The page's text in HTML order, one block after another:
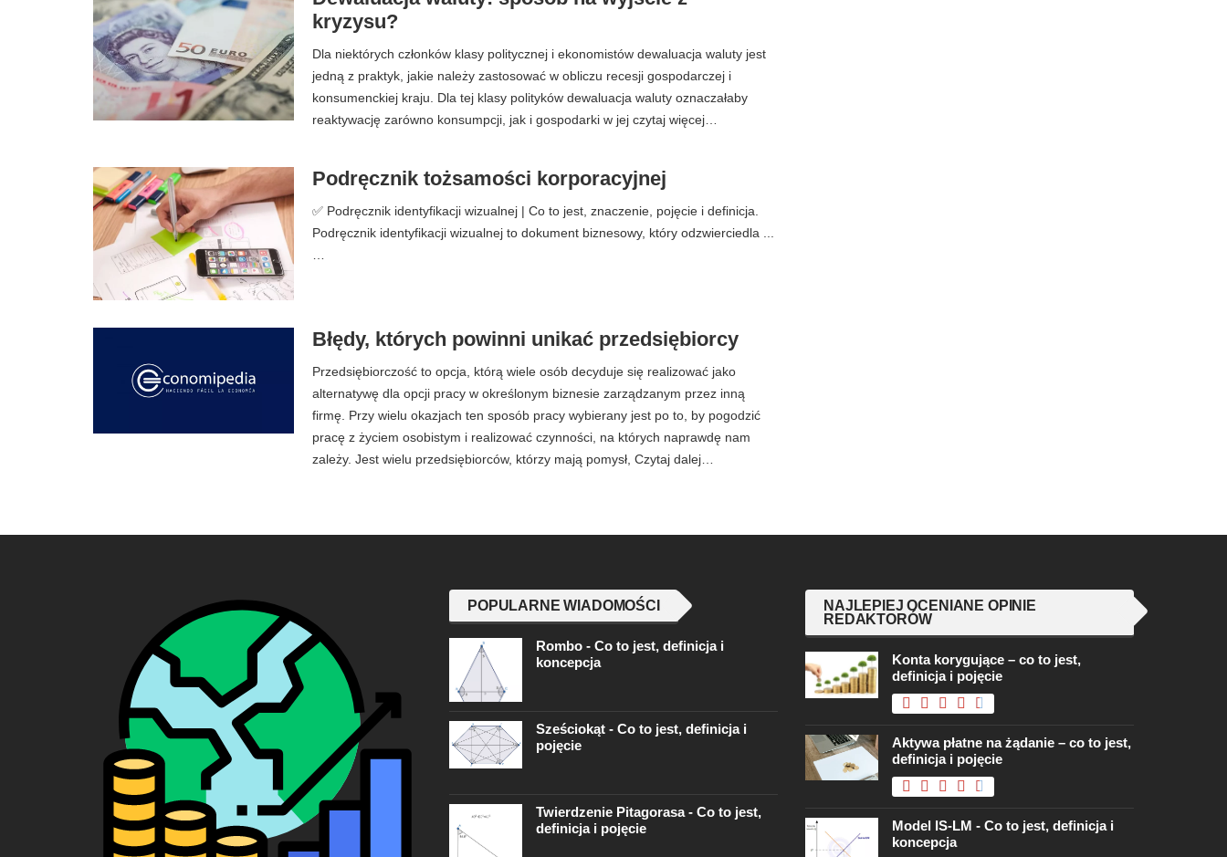
kryzysu?
Dla niektórych członków klasy politycznej i ekonomistów dewaluacja waluty jest
jedną z praktyk, jakie należy zastosować w obliczu recesji gospodarczej i
konsumenckiej kraju. Dla tej klasy polityków dewaluacja waluty oznaczałaby
reaktywację zarówno konsumpcji, jak i gospodarki w jej czytaj więcej…
Podręcznik tożsamości korporacyjnej
✅ Podręcznik identyfikacji wizualnej | Co to jest, znaczenie, pojęcie i definicja.
Podręcznik identyfikacji wizualnej to dokument biznesowy, który odzwierciedla ...
…
Błędy, których powinni unikać przedsiębiorcy
Przedsiębiorczość to opcja, którą wiele osób decyduje się realizować jako
alternatywę dla opcji pracy w określonym biznesie zarządzanym przez inną
firmę. Przy wielu okazjach ten sposób pracy wybierany jest po to, by pogodzić
pracę z życiem osobistym i realizować czynności, na których naprawdę nam
zależy. Jest wielu przedsiębiorców, którzy mają pomysł, Czytaj dalej…
POPULARNE WIADOMOŚCI
Rombo - Co to jest, definicja i
koncepcja
Sześciokąt - Co to jest, definicja i
pojęcie
Twierdzenie Pitagorasa - Co to jest,
definicja i pojęcie
NAJLEPIEJ OCENIANE OPINIE
REDAKTORÓW
Konta korygujące – co to jest,
definicja i pojęcie
Aktywa płatne na żądanie – co to jest,
definicja i pojęcie
Model IS-LM - Co to jest, definicja i
koncepcja